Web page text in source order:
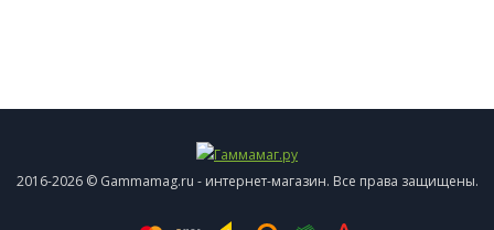
2016-2026 © Gammamag.ru - интернет-магазин. Все права защищены.